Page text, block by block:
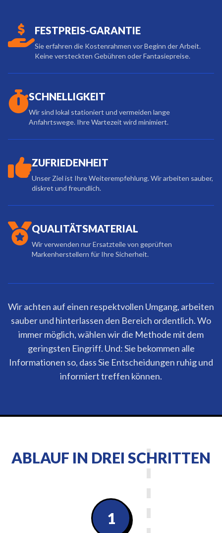
FESTPREIS-GARANTIE
Sie erfahren die Kostenrahmen vor Beginn der Arbeit.
Keine versteckten Gebühren oder Fantasiepreise.
SCHNELLIGKEIT
Wir sind lokal stationiert und vermeiden lange
Anfahrtswege. Ihre Wartezeit wird minimiert.
ZUFRIEDENHEIT
Unser Ziel ist Ihre Weiterempfehlung. Wir arbeiten sauber,
diskret und freundlich.
QUALITÄTSMATERIAL
Wir verwenden nur Ersatzteile von geprüften
Markenherstellern für Ihre Sicherheit.
Wir achten auf einen respektvollen Umgang, arbeiten
sauber und hinterlassen den Bereich ordentlich. Wo
immer möglich, wählen wir die Methode mit dem
geringsten Eingriff. Und: Sie bekommen alle
Informationen so, dass Sie Entscheidungen ruhig und
informiert treffen können.
ABLAUF IN DREI SCHRITTEN
1